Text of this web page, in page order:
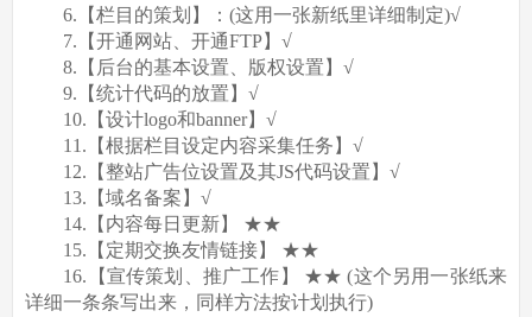
6.【栏目的策划】：(这用一张新纸里详细制定)√
7.【开通网站、开通FTP】√
8.【后台的基本设置、版权设置】√
9.【统计代码的放置】√
10.【设计logo和banner】√
11.【根据栏目设定内容采集任务】√
12.【整站广告位设置及其JS代码设置】√
13.【域名备案】√
14.【内容每日更新】 ★★
15.【定期交换友情链接】 ★★
16.【宣传策划、推广工作】 ★★ (这个另用一张纸来
详细一条条写出来，同样方法按计划执行)